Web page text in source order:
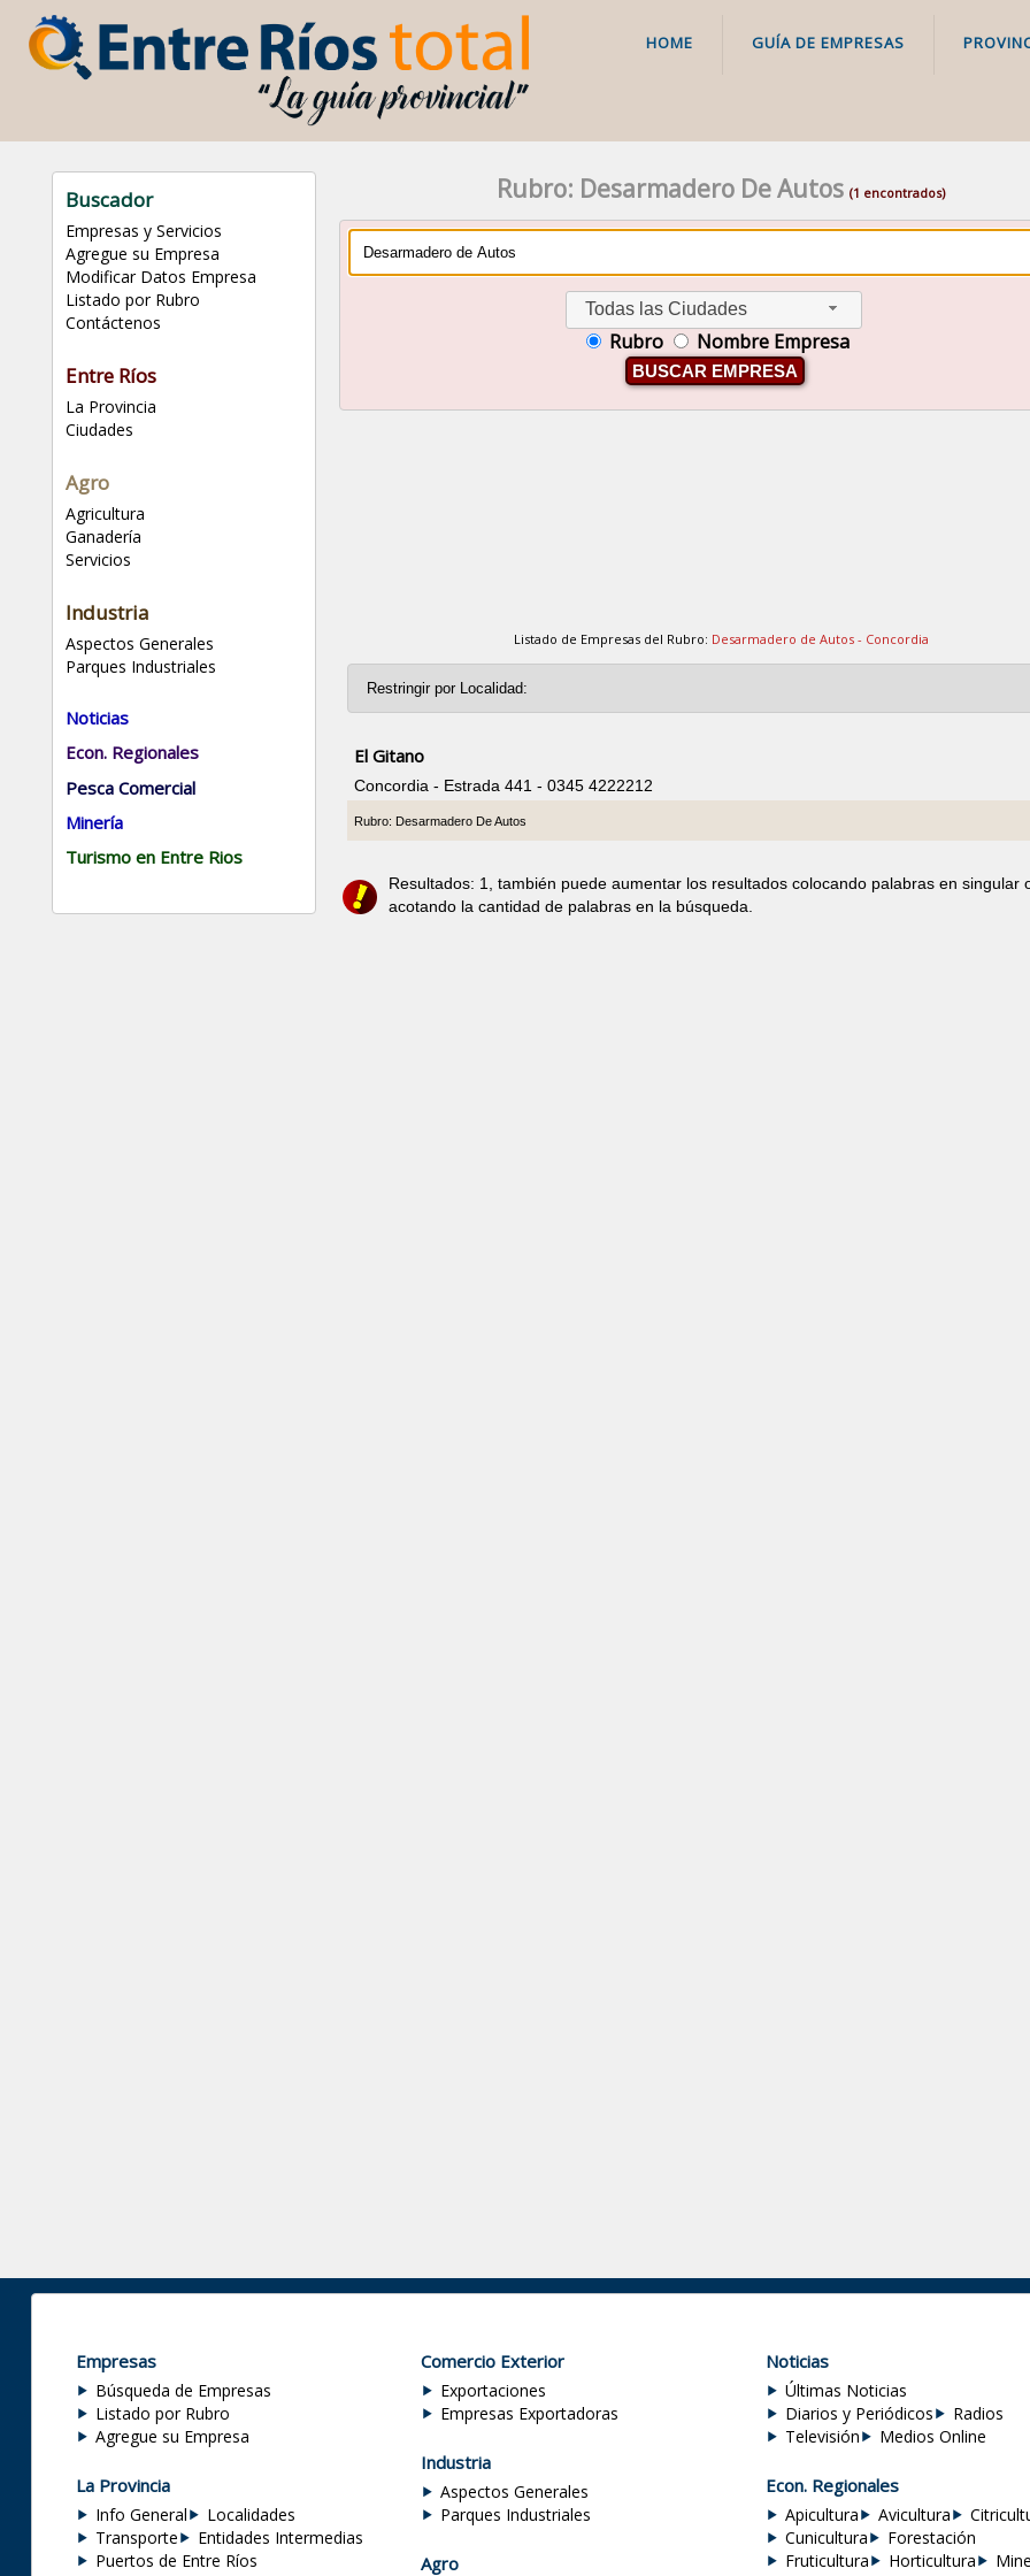
HOME GUÍA DE EMPRESAS
Buscador
Empresas y Servicios
Agregue su Empresa
Modificar Datos Empresa
Listado por Rubro
Contáctenos
Entre Ríos
La Provincia
Ciudades
Agro
Agricultura
Ganadería
Servicios
Industria
Aspectos Generales
Parques Industriales
Noticias
Econ. Regionales
Pesca Comercial
Minería
Turismo en Entre Rios
Rubro: Desarmadero De Autos(1 encontrados)
Todas las Ciudades
Rubro Nombre Empresa
BUSCAR EMPRESA
Listado de Empresas del Rubro: Desarmadero de Autos - Concordia
El Gitano
Concordia - Estrada 441 - 0345 4222212
Rubro: Desarmadero De Autos
Resultados: 1, también puede aumentar los resultados colocando palabras en singular
acotando la cantidad de palabras en la búsqueda.
Empresas
Búsqueda de Empresas
Listado por Rubro
Agregue su Empresa
La Provincia
Info General
Localidades
Transporte
Entidades Intermedias
Puertos de Entre Ríos
Comercio Exterior
Exportaciones
Empresas Exportadoras
Industria
Aspectos Generales
Parques Industriales
Agro
Noticias
Últimas Noticias
Diarios y Periódicos
Radios
Televisión
Medios Online
Econ. Regionales
Apicultura Avicultura
Cunicultura
Forestación
Fruticultura
Horticultura